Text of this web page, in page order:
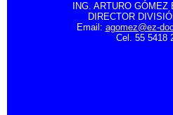
ING. ARTURO GÓMEZ
DIRECTOR
Email: agomez@ez-
Cel. 55 5418